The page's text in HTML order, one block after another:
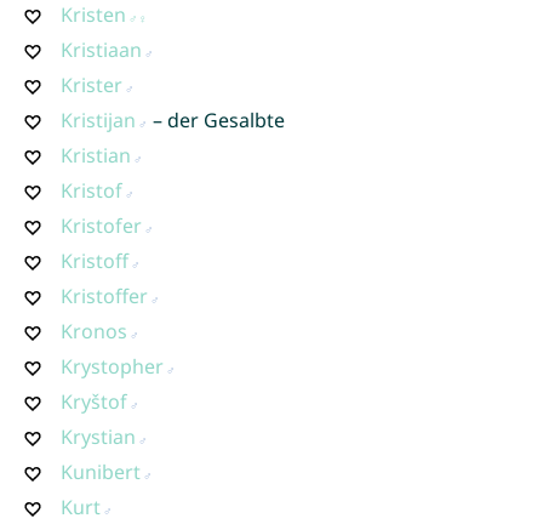
Kristen
Kristiaan
Krister
Kristijan
– der Gesalbte
Kristian
Kristof
Kristofer
Kristoff
Kristoffer
Kronos
Krystopher
Kryštof
Krystian
Kunibert
Kurt